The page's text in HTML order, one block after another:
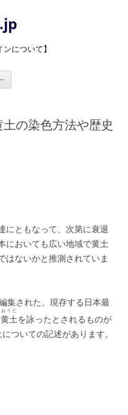
ンについて】
スの染色方法や歴史
にともなって、次第に衰退
においても広い地域で黄土
はないかと推測されていま
集された、現存する日本最
黄土
おうど
を詠ったとされるものが
ついての記述があります。